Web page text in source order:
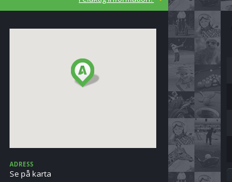
ADRESS
Se på karta